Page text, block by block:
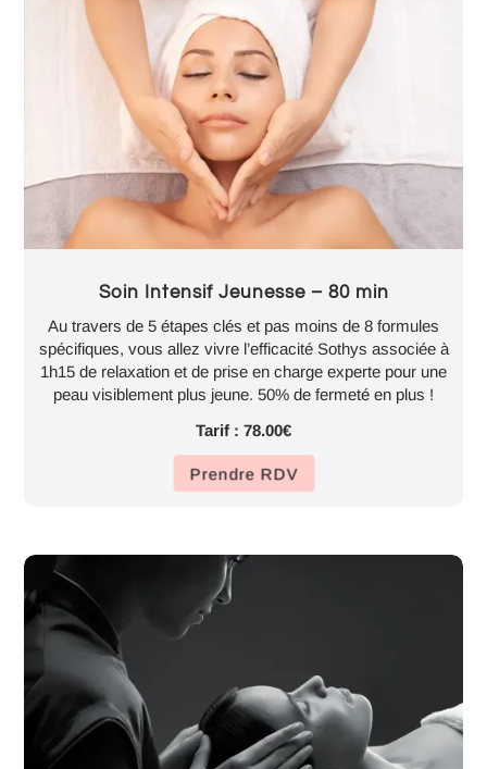
Soin Intensif Jeunesse – 80 min
Au travers de 5 étapes clés et pas moins de 8 formules
spécifiques, vous allez vivre l’efficacité Sothys associée à
1h15 de relaxation et de prise en charge experte pour une
peau visiblement plus jeune. 50% de fermeté en plus !
Tarif : 78.00€
Prendre RDV